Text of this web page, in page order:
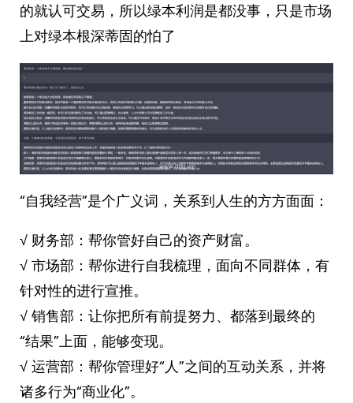
的就认可交易，所以绿本利润是都没事，只是市场
上对绿本根深蒂固的怕了
“自我经营”是个广义词，关系到人生的方方面面：
√ 财务部：帮你管好自己的资产财富。
√ 市场部：帮你进行自我梳理，面向不同群体，有
针对性的进行宣推。
√ 销售部：让你把所有前提努力、都落到最终的
“结果”上面，能够变现。
√ 运营部：帮你管理好“人”之间的互动关系，并将
诸多行为“商业化”。